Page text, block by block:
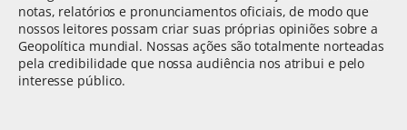
notas, relatórios e pronunciamentos oficiais, de modo que
nossos leitores possam criar suas próprias opiniões sobre a
Geopolítica mundial. Nossas ações são totalmente norteadas
pela credibilidade que nossa audiência nos atribui e pelo
interesse público.